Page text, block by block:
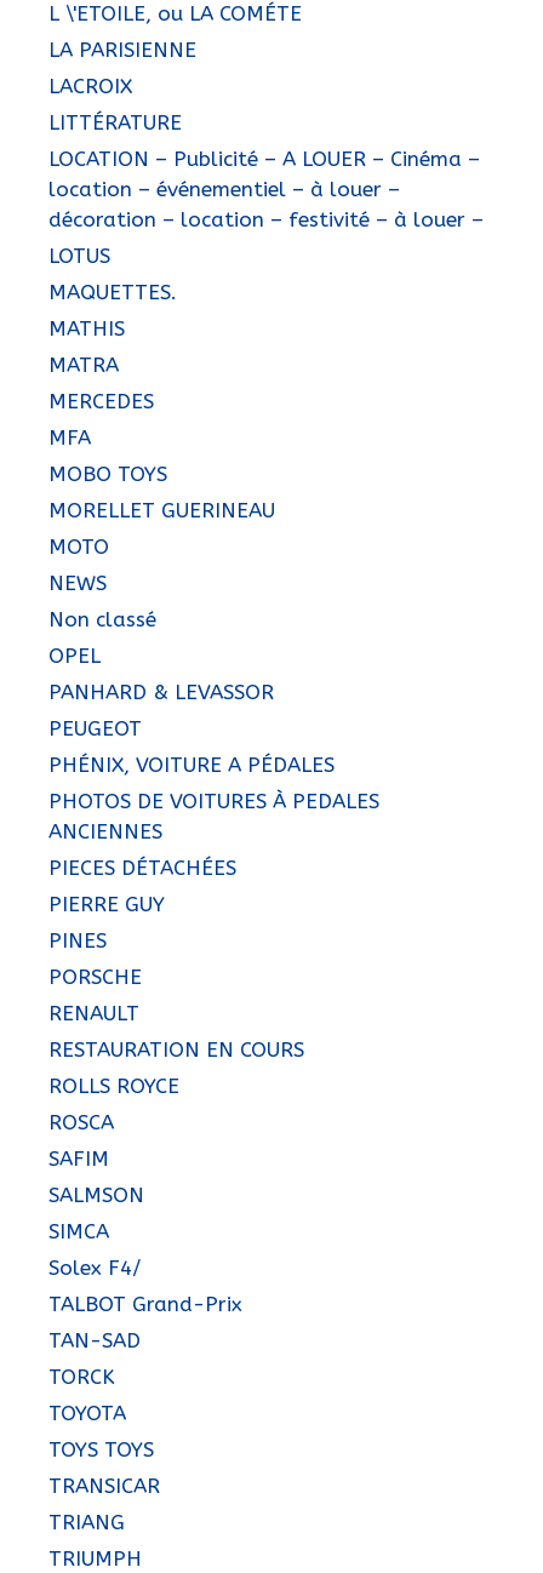
L \'ETOILE, ou LA COMÉTE
LA PARISIENNE
LACROIX
LITTÉRATURE
LOCATION – Publicité – A LOUER – Cinéma –
location – événementiel – à louer –
décoration – location – festivité – à louer –
LOTUS
MAQUETTES.
MATHIS
MATRA
MERCEDES
MFA
MOBO TOYS
MORELLET GUERINEAU
MOTO
NEWS
Non classé
OPEL
PANHARD & LEVASSOR
PEUGEOT
PHÉNIX, VOITURE A PÉDALES
PHOTOS DE VOITURES À PEDALES
ANCIENNES
PIECES DÉTACHÉES
PIERRE GUY
PINES
PORSCHE
RENAULT
RESTAURATION EN COURS
ROLLS ROYCE
ROSCA
SAFIM
SALMSON
SIMCA
Solex F4/
TALBOT Grand-Prix
TAN-SAD
TORCK
TOYOTA
TOYS TOYS
TRANSICAR
TRIANG
TRIUMPH